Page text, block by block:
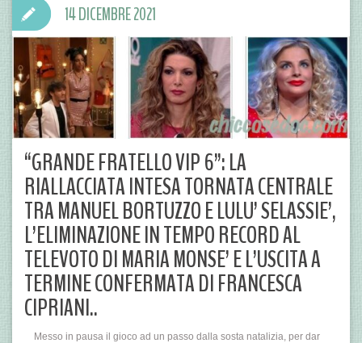
“GRANDE FRATELLO VIP 6”: LA
RIALLACCIATA INTESA TORNATA CENTRALE
TRA MANUEL BORTUZZO E LULU’ SELASSIE’,
L’ELIMINAZIONE IN TEMPO RECORD AL
TELEVOTO DI MARIA MONSE’ E L’USCITA A
TERMINE CONFERMATA DI FRANCESCA
CIPRIANI..
Messo in pausa il gioco ad un passo dalla sosta natalizia, per dar
14 DICEMBRE 2021